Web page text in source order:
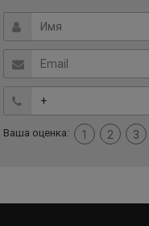
Ваша оценка: 1 2 3